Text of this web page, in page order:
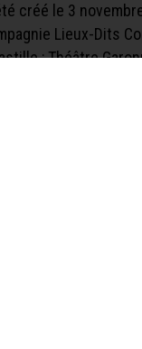
créé le 3
Lieux-Dits
; Théâtre